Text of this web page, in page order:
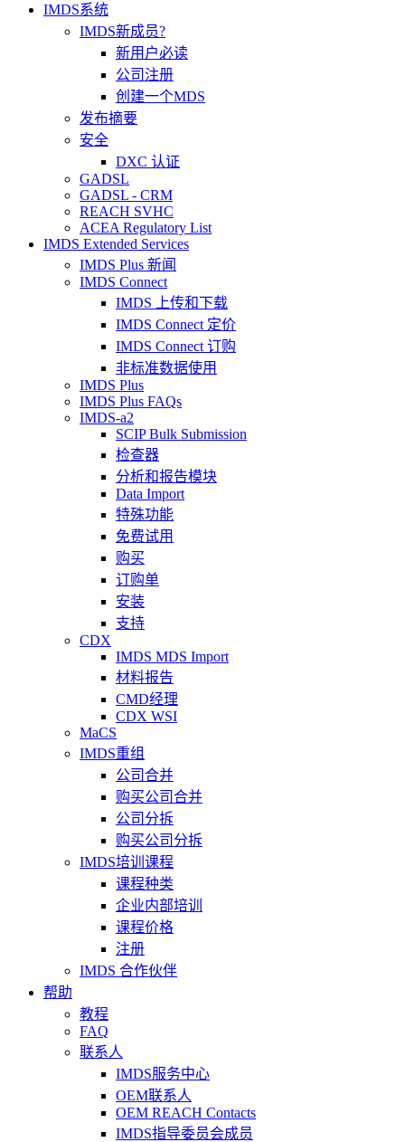
IMDS系统
IMDS新成员?
新用户必读
公司注册
创建一个MDS
发布摘要
安全
DXC 认证
GADSL
GADSL - CRM
REACH SVHC
ACEA Regulatory List
IMDS Extended Services
IMDS Plus 新闻
IMDS Connect
IMDS 上传和下载
IMDS Connect 定价
IMDS Connect 订购
非标准数据使用
IMDS Plus
IMDS Plus FAQs
IMDS-a2
SCIP Bulk Submission
检查器
分析和报告模块
Data Import
特殊功能
免费试用
购买
订购单
安装
支持
CDX
IMDS MDS Import
材料报告
CMD经理
CDX WSI
MaCS
IMDS重组
公司合并
购买公司合并
公司分拆
购买公司分拆
IMDS培训课程
课程种类
企业内部培训
课程价格
注册
IMDS 合作伙伴
帮助
教程
FAQ
联系人
IMDS服务中心
OEM联系人
OEM REACH Contacts
IMDS指导委员会成员